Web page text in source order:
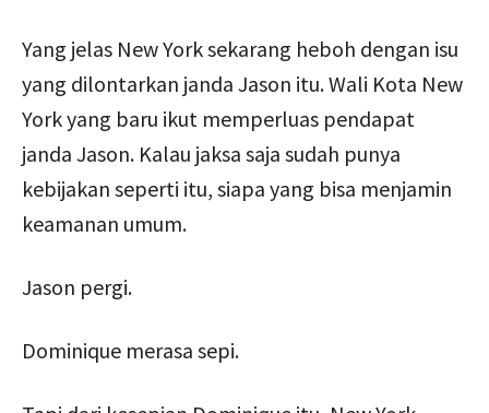
Yang jelas New York sekarang heboh dengan isu
yang dilontarkan janda Jason itu. Wali Kota New
York yang baru ikut memperluas pendapat
janda Jason. Kalau jaksa saja sudah punya
kebijakan seperti itu, siapa yang bisa menjamin
keamanan umum.
Jason pergi.
Dominique merasa sepi.